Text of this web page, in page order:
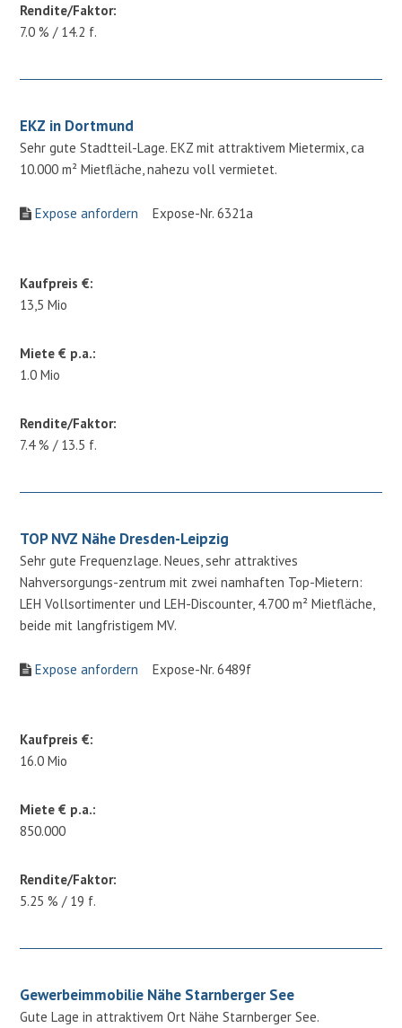
Rendite/Faktor:
7.0 % / 14.2 f.
EKZ in Dortmund
Sehr gute Stadtteil-Lage. EKZ mit attraktivem Mietermix, ca
10.000 m² Mietfläche, nahezu voll vermietet.
Expose anfordern Expose-Nr. 6321a
Kaufpreis €:
13,5 Mio
Miete € p.a.:
1.0 Mio
Rendite/Faktor:
7.4 % / 13.5 f.
TOP NVZ Nähe Dresden-Leipzig
Sehr gute Frequenzlage. Neues, sehr attraktives
Nahversorgungs-zentrum mit zwei namhaften Top-Mietern:
LEH Vollsortimenter und LEH-Discounter, 4.700 m² Mietfläche,
beide mit langfristigem MV.
Expose anfordern Expose-Nr. 6489f
Kaufpreis €:
16.0 Mio
Miete € p.a.:
850.000
Rendite/Faktor:
5.25 % / 19 f.
Gewerbeimmobilie Nähe Starnberger See
Gute Lage in attraktivem Ort Nähe Starnberger See.